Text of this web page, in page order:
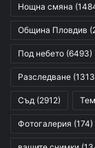
Нощна смяна
Община Пловдив
Под небето (6493)
Разследване
Съд (2912)
Фотогалерия (174)